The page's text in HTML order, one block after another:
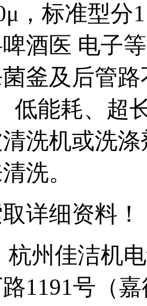
，标准型分
酒医 电子
釜及后管
低能耗、超
洗机或洗
洗。
详细资料！
杭州佳洁机
1191号（